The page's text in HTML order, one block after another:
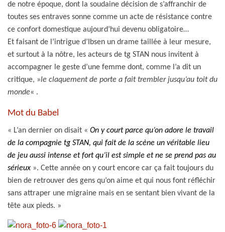
de notre époque, dont la soudaine décision de s’affranchir de
toutes ses entraves sonne comme un acte de résistance contre
ce confort domestique aujourd’hui devenu obligatoire…
Et faisant de l’intrigue d’Ibsen un drame taillée à leur mesure,
et surtout à la nôtre, les acteurs de tg STAN nous invitent à
accompagner le geste d’une femme dont, comme l’a dit un
critique, »le claquement de porte a fait trembler jusqu’au toit du
monde« .
Mot du Babel
« L’an dernier on disait « On y court parce qu’on adore le travail
de la compagnie tg STAN, qui fait de la scène un véritable lieu
de jeu aussi intense et fort qu’il est simple et ne se prend pas au
sérieux ». Cette année on y court encore car ça fait toujours du
bien de retrouver des gens qu’on aime et qui nous font réfléchir
sans attraper une migraine mais en se sentant bien vivant de la
tête aux pieds. »